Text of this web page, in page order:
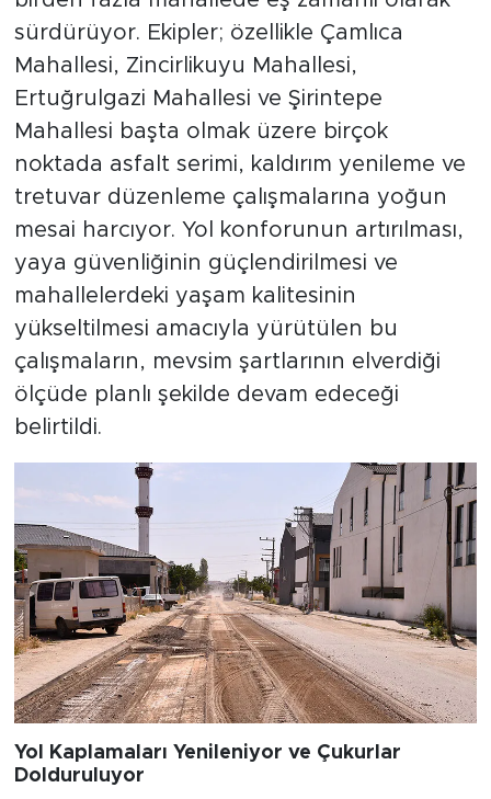
sürdürüyor. Ekipler; özellikle Çamlıca
Mahallesi, Zincirlikuyu Mahallesi,
Ertuğrulgazi Mahallesi ve Şirintepe
Mahallesi başta olmak üzere birçok
noktada asfalt serimi, kaldırım yenileme ve
tretuvar düzenleme çalışmalarına yoğun
mesai harcıyor. Yol konforunun artırılması,
yaya güvenliğinin güçlendirilmesi ve
mahallelerdeki yaşam kalitesinin
yükseltilmesi amacıyla yürütülen bu
çalışmaların, mevsim şartlarının elverdiği
ölçüde planlı şekilde devam edeceği
belirtildi.
Yol Kaplamaları Yenileniyor ve Çukurlar
Dolduruluyor